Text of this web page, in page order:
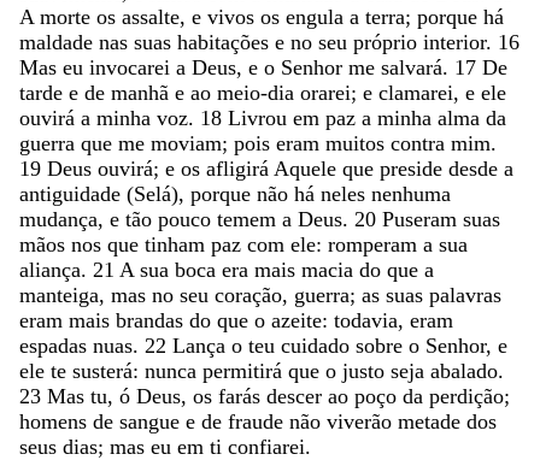
A morte os assalte, e vivos os engula a terra; porque há
maldade nas suas habitações e no seu próprio interior. 16
Mas eu invocarei a Deus, e o Senhor me salvará. 17 De
tarde e de manhã e ao meio-dia orarei; e clamarei, e ele
ouvirá a minha voz. 18 Livrou em paz a minha alma da
guerra que me moviam; pois eram muitos contra mim.
19 Deus ouvirá; e os afligirá Aquele que preside desde a
antiguidade (Selá), porque não há neles nenhuma
mudança, e tão pouco temem a Deus. 20 Puseram suas
mãos nos que tinham paz com ele: romperam a sua
aliança. 21 A sua boca era mais macia do que a
manteiga, mas no seu coração, guerra; as suas palavras
eram mais brandas do que o azeite: todavia, eram
espadas nuas. 22 Lança o teu cuidado sobre o Senhor, e
ele te susterá: nunca permitirá que o justo seja abalado.
23 Mas tu, ó Deus, os farás descer ao poço da perdição;
homens de sangue e de fraude não viverão metade dos
seus dias; mas eu em ti confiarei.